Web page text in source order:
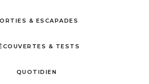
& ESCAPADES
& TESTS
QUOTIDIEN